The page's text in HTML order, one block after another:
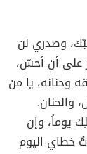
وصدري لن
على أن أحسّ،
وحنانه، يا من
والحنان.
يوماً، وإن
خطاي اليوم